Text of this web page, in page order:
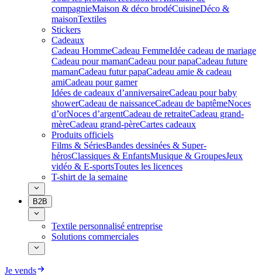
compagnieMaison & déco brodéCuisineDéco &
maisonTextiles
Stickers
Cadeaux
Cadeau HommeCadeau FemmeIdée cadeau de mariage​
Cadeau pour mamanCadeau pour papaCadeau future
mamanCadeau futur papaCadeau amie & cadeau
amiCadeau pour gamer
Idées de cadeaux d’anniversaireCadeau pour baby
showerCadeau de naissanceCadeau de baptêmeNoces
d’orNoces d’argentCadeau de retraiteCadeau grand-
mèreCadeau grand-pèreCartes cadeaux
Produits officiels
Films & SériesBandes dessinées & Super-
hérosClassiques & EnfantsMusique & GroupesJeux
vidéo & E-sportsToutes les licences
T-shirt de la semaine
B2B
Textile personnalisé entreprise
Solutions commerciales
Je vends